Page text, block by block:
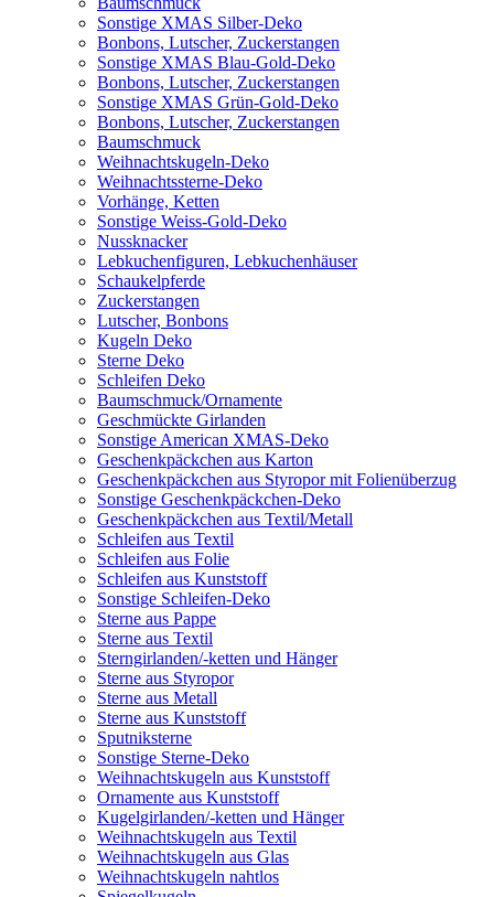
Sonstige XMAS Silber-Deko
Bonbons, Lutscher, Zuckerstangen
Sonstige XMAS Blau-Gold-Deko
Bonbons, Lutscher, Zuckerstangen
Sonstige XMAS Grün-Gold-Deko
Bonbons, Lutscher, Zuckerstangen
Baumschmuck
Weihnachtskugeln-Deko
Weihnachtssterne-Deko
Vorhänge, Ketten
Sonstige Weiss-Gold-Deko
Nussknacker
Lebkuchenfiguren, Lebkuchenhäuser
Schaukelpferde
Zuckerstangen
Lutscher, Bonbons
Kugeln Deko
Sterne Deko
Schleifen Deko
Baumschmuck/Ornamente
Geschmückte Girlanden
Sonstige American XMAS-Deko
Geschenkpäckchen aus Karton
Geschenkpäckchen aus Styropor mit Folienüberzug
Sonstige Geschenkpäckchen-Deko
Geschenkpäckchen aus Textil/Metall
Schleifen aus Textil
Schleifen aus Folie
Schleifen aus Kunststoff
Sonstige Schleifen-Deko
Sterne aus Pappe
Sterne aus Textil
Sterngirlanden/-ketten und Hänger
Sterne aus Styropor
Sterne aus Metall
Sterne aus Kunststoff
Sputniksterne
Sonstige Sterne-Deko
Weihnachtskugeln aus Kunststoff
Ornamente aus Kunststoff
Kugelgirlanden/-ketten und Hänger
Weihnachtskugeln aus Textil
Weihnachtskugeln aus Glas
Weihnachtskugeln nahtlos